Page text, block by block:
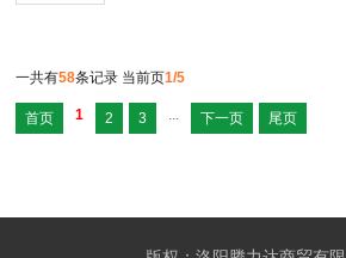
一共有58条记录 当前页1/5
首页 1 2 3 ... 下一页 尾页